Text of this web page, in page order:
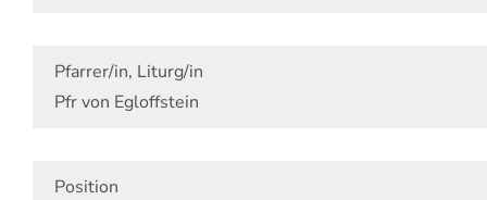
Pfarrer/in, Liturg/in
Pfr von Egloffstein
Position